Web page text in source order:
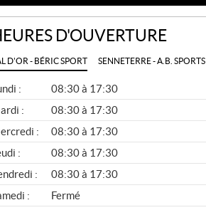
D'OUVERTURE
D'OR - BÉRIC SPORT SENNETERRE - A.B. SPORTS
:
08:30 à 17:30
:
08:30 à 17:30
:
08:30 à 17:30
:
08:30 à 17:30
:
08:30 à 17:30
:
Fermé